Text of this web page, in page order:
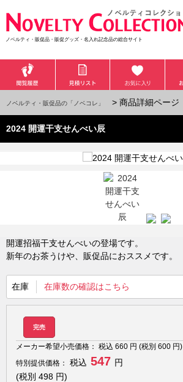
ノベルティ・販促品・販促グッズ・名入れ記念品の総合サイト
ノベルティ・販促品の「ノベコレ」 > 商品詳細ページ
2024 開運干支せんべい辰
開運招福干支せんべいの登場です。
新年のお茶うけや、販促品におススメです。
在庫 在庫数の確認はこちら
完売
メーカー希望小売価格： 税込 660 円 (税別 600 円)
特別提供価格：
税込 547 円
(税別 498 円)